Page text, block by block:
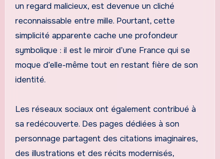
un regard malicieux, est devenue un cliché
reconnaissable entre mille. Pourtant, cette
simplicité apparente cache une profondeur
symbolique : il est le miroir d’une France qui se
moque d’elle-même tout en restant fière de son
identité.
Les réseaux sociaux ont également contribué à
sa redécouverte. Des pages dédiées à son
personnage partagent des citations imaginaires,
des illustrations et des récits modernisés,